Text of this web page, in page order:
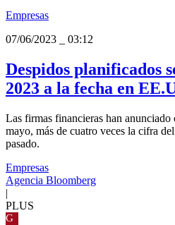
Empresas
07/06/2023
03:12
Despidos planificados
2023 a la fecha en
Las firmas financieras han anunciado
mayo, más de cuatro veces la cifra
pasado.
Empresas
Agencia Bloomberg
|
PLUS
G